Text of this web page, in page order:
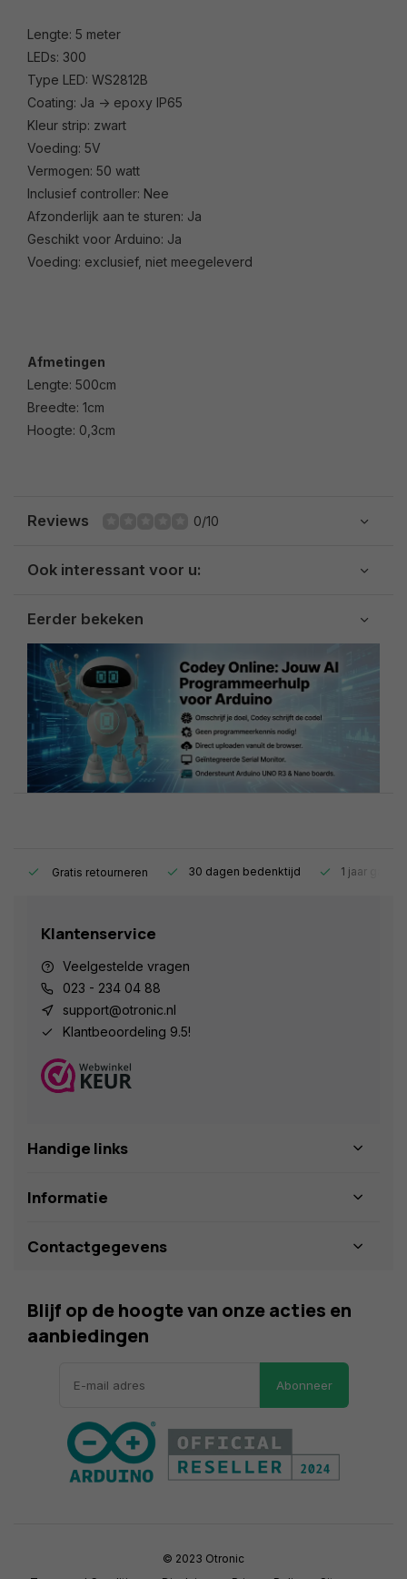
Lengte: 5 meter
LEDs: 300
Type LED: WS2812B
Coating: Ja -> epoxy IP65
Kleur strip: zwart
Voeding: 5V
Vermogen: 50 watt
Inclusief controller: Nee
Afzonderlijk aan te sturen: Ja
Geschikt voor Arduino: Ja
Voeding: exclusief, niet meegeleverd
Afmetingen
Lengte: 500cm
Breedte: 1cm
Hoogte: 0,3cm
Reviews 0/10
Ook interessant voor u:
Eerder bekeken
Gratis retourneren 30 dagen bedenktijd 1 jaar
Klantenservice
Veelgestelde vragen
023 - 234 04 88
support@otronic.nl
Klantbeoordeling 9.5!
Handige links
Informatie
Contactgegevens
Blijf op de hoogte van onze acties en
aanbiedingen
Abonneer
© 2023 Otronic